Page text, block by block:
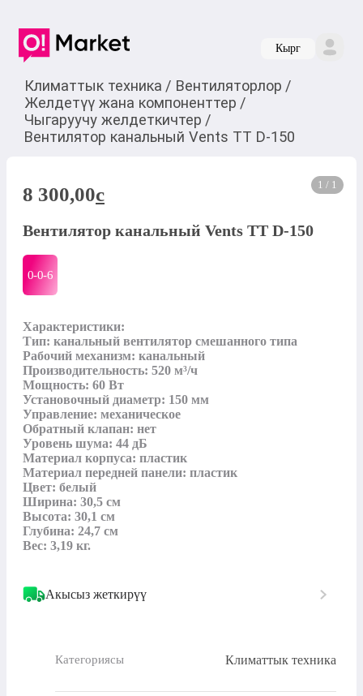
Кырг
Климаттык техника / Вентиляторлор /
Желдетүү жана компоненттер /
Чыгаруучу желдеткичтер /
Вентилятор канальный Vents TT D-150
1 / 1
8 300,00c
Вентилятор канальный Vents TT D-150
0-0-6
Характеристики:
Тип: канальный вентилятор смешанного типа
Рабочий механизм: канальный
Производительность: 520 м³/ч
Мощность: 60 Вт
Установочный диаметр: 150 мм
Управление: механическое
Обратный клапан: нет
Уровень шума: 44 дБ
Материал корпуса: пластик
Материал передней панели: пластик
Цвет: белый
Ширина: 30,5 см
Высота: 30,1 см
Глубина: 24,7 см
Вес: 3,19 кг.
Акысыз жеткирүү
Категориясы Климаттык техника